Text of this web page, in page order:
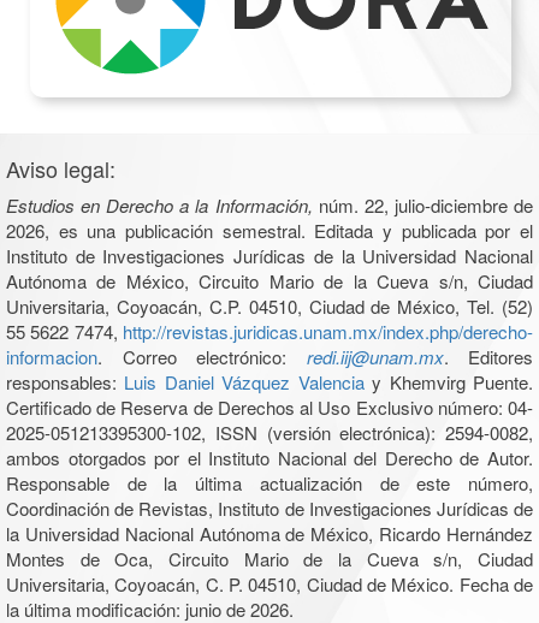
Aviso legal:
Estudios en Derecho a la Información, núm. 22, julio-diciembre de
2026, es una publicación semestral. Editada y publicada por el
Instituto de Investigaciones Jurídicas de la Universidad Nacional
Autónoma de México, Circuito Mario de la Cueva s/n, Ciudad
Universitaria, Coyoacán, C.P. 04510, Ciudad de México, Tel. (52)
55 5622 7474, http://revistas.juridicas.unam.mx/index.php/derecho-
informacion. Correo electrónico: redi.iij@unam.mx. Editores
responsables: Luis Daniel Vázquez Valenciay Khemvirg Puente.
Certificado de Reserva de Derechos al Uso Exclusivo número: 04-
2025-051213395300-102, ISSN (versión electrónica): 2594-0082,
ambos otorgados por el Instituto Nacional del Derecho de Autor.
Responsable de la última actualización de este número,
Coordinación de Revistas, Instituto de Investigaciones Jurídicas de
la Universidad Nacional Autónoma de México, Ricardo Hernández
Montes de Oca, Circuito Mario de la Cueva s/n, Ciudad
Universitaria, Coyoacán, C. P. 04510, Ciudad de México. Fecha de
la última modificación: junio de 2026.